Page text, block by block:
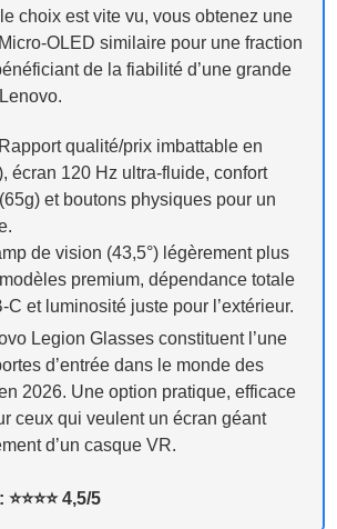
choix est vite vu, vous obtenez une
OLED similaire pour une fraction
de la fiabilité d’une grande
Rapport qualité/prix imbattable en
écran 120 Hz ultra-fluide, confort
et boutons physiques pour un
de vision (43,5°) légèrement plus
premium, dépendance totale
C et luminosité juste pour l’extérieur.
Legion Glasses constituent l’une
d’entrée dans le monde des
2026. Une option pratique, efficace
ceux qui veulent un écran géant
d’un casque VR.
4,5/5